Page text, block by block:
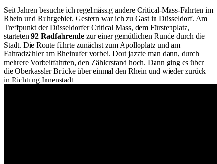
Seit Jahren besuche ich regelmässig andere Critical-Mass-Fahrten im
Rhein und Ruhrgebiet. Gestern war ich zu Gast in Düsseldorf. Am
Treffpunkt der Düsseldorfer Critical Mass, dem Fürstenplatz,
starteten 92 Radfahrende zur einer gemütlichen Runde durch die
Stadt. Die Route führte zunächst zum Apolloplatz und am
Fahradzähler am Rheinufer vorbei. Dort jazzte man dann, durch
mehrere Vorbeitfahrten, den Zählerstand hoch. Dann ging es über
die Oberkassler Brücke über einmal den Rhein und wieder zurück
in Richtung Innenstadt.